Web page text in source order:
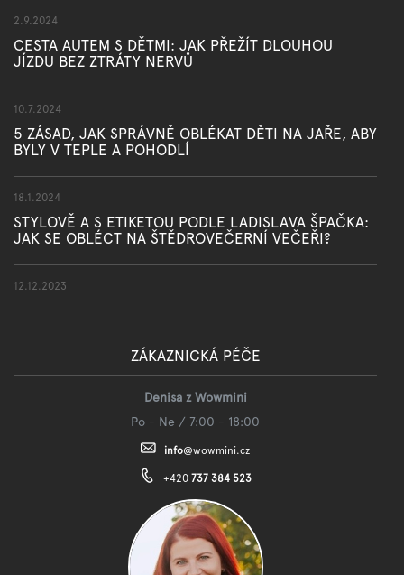
2.9.2024
CESTA AUTEM S DĚTMI: JAK PŘEŽÍT DLOUHOU
JÍZDU BEZ ZTRÁTY NERVŮ
10.7.2024
5 ZÁSAD, JAK SPRÁVNĚ OBLÉKAT DĚTI NA JAŘE, ABY
BYLY V TEPLE A POHODLÍ
18.1.2024
STYLOVĚ A S ETIKETOU PODLE LADISLAVA ŠPAČKA:
JAK SE OBLÉCT NA ŠTĚDROVEČERNÍ VEČEŘI?
12.12.2023
ZÁKAZNICKÁ PÉČE
Denisa z Wowmini
Po - Ne / 7:00 - 18:00
info@wowmini.cz
+420 737 384 523